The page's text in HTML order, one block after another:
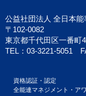
公益社団法人 全日本
〒102-0082
東京都千代田区一番
TEL：03-3221-5051
資格認証・認定
全能連マネジメント・ア